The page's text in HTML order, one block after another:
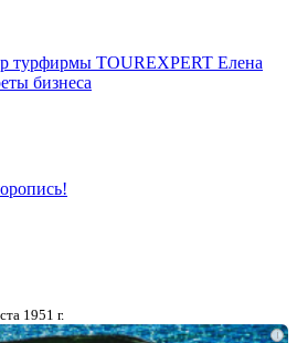
турфирмы TOUREXPERT Елена
бизнеса
1951 г.
i